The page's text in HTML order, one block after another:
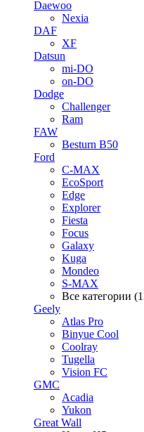
Daewoo
Nexia
DAF
XF
Datsun
mi-DO
on-DO
Dodge
Challenger
Ram
FAW
Besturn B50
Ford
C-MAX
EcoSport
Edge
Explorer
Fiesta
Focus
Galaxy
Kuga
Mondeo
S-MAX
Все категории
Geely
Atlas Pro
Binyue Cool
Coolray
Tugella
Vision FC
GMC
Acadia
Yukon
Great Wall